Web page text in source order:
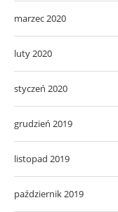
marzec 2020
luty 2020
styczeń 2020
grudzień 2019
listopad 2019
październik 2019